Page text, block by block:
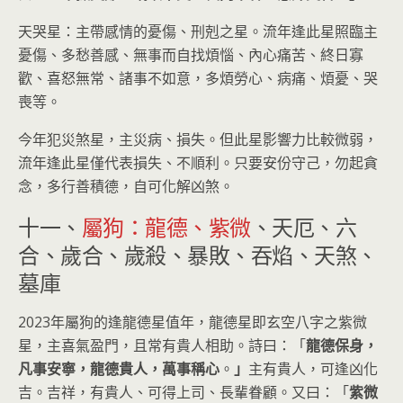
天哭星：主帶感情的憂傷、刑剋之星。流年逢此星照臨主
憂傷、多愁善感、無事而自找煩惱、內心痛苦、終日寡
歡、喜怒無常、諸事不如意，多煩勞心、病痛、煩憂、哭
喪等。
今年犯災煞星，主災病、損失。但此星影響力比較微弱，
流年逢此星僅代表損失、不順利。只要安份守己，勿起貪
念，多行善積德，自可化解凶煞。
十一、 屬狗：龍德、紫微 、天厄、六
合、歲合、歲殺、暴敗、吞焰、天煞、
墓庫
2023年屬狗的逢龍德星值年，龍德星即玄空八字之紫微
星，主喜氣盈門，且常有貴人相助。詩曰：「龍德保身，
凡事安寧，龍德貴人，萬事稱心 。 」 主有貴人，可逢凶化
吉。吉祥，有貴人、可得上司、長輩眷顧。又曰：「紫微